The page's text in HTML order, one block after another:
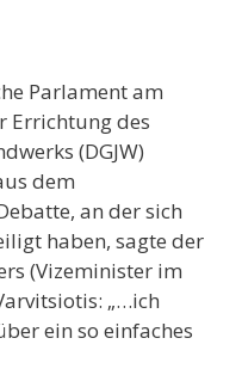
Parlament am
Errichtung des
(DGJW)
dem
an der sich
haben, sagte der
(Vizeminister im
„…ich
ein so einfaches